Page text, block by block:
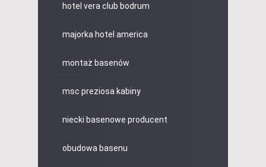
hotel vera club bodrum
majorka hotel america
montaż basenów
msc preziosa kabiny
niecki basenowe producent
obudowa basenu